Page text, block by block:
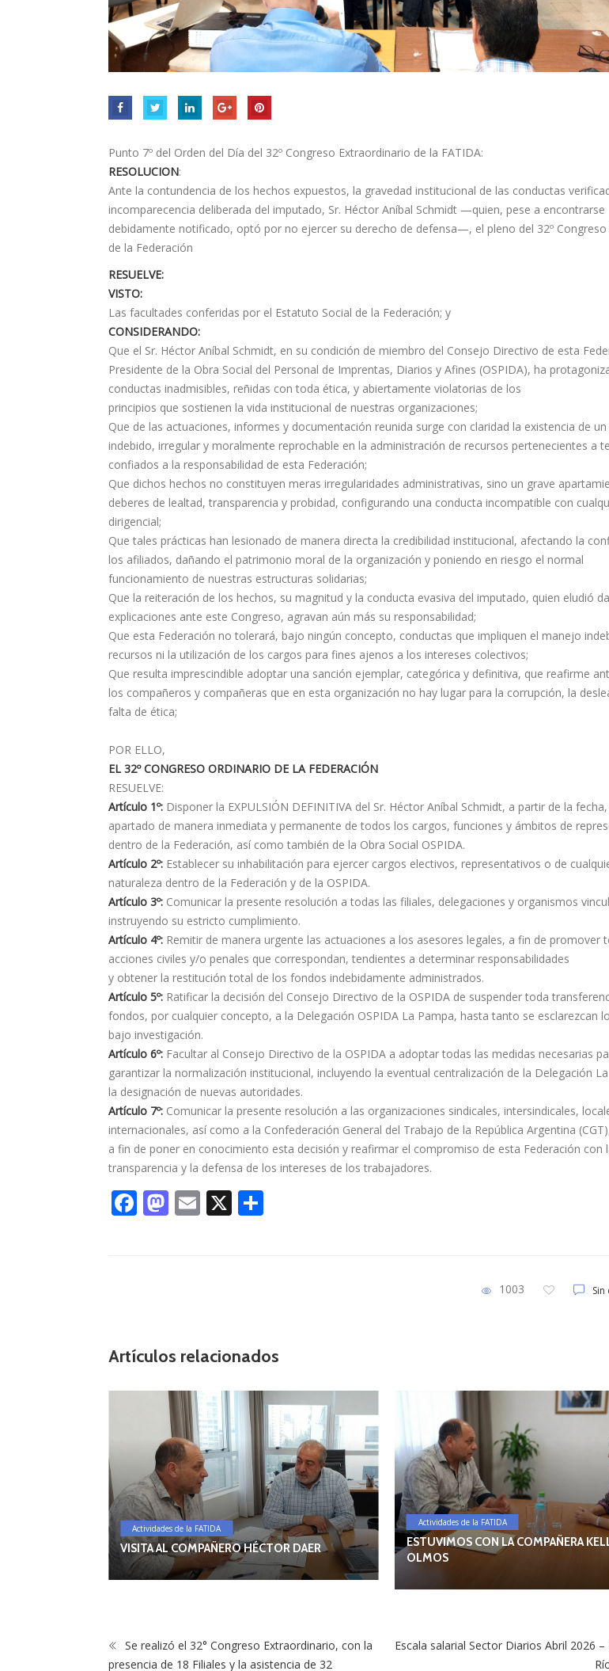
Punto 7º del Orden del Día del 32º Congreso Extraordinario de la FATIDA:
RESOLUCION:
Ante la contundencia de los hechos expuestos, la gravedad institucional de las conductas
incomparecencia deliberada del imputado, Sr. Héctor Aníbal Schmidt —quien, pese a encontrarse
debidamente notificado, optó por no ejercer su derecho de defensa—, el pleno del 32º Congreso
de la Federación
RESUELVE:
VISTO:
Las facultades conferidas por el Estatuto Social de la Federación; y
CONSIDERANDO:
Que el Sr. Héctor Aníbal Schmidt, en su condición de miembro del Consejo Directivo de esta
Presidente de la Obra Social del Personal de Imprentas, Diarios y Afines (OSPIDA), ha
conductas inadmisibles, reñidas con toda ética, y abiertamente violatorias de los
principios que sostienen la vida institucional de nuestras organizaciones;
Que de las actuaciones, informes y documentación reunida surge con claridad la existencia de
indebido, irregular y moralmente reprochable en la administración de recursos pertenecientes a
confiados a la responsabilidad de esta Federación;
Que dichos hechos no constituyen meras irregularidades administrativas, sino un grave
deberes de lealtad, transparencia y probidad, configurando una conducta incompatible con
dirigencial;
Que tales prácticas han lesionado de manera directa la credibilidad institucional, afectando la
los afiliados, dañando el patrimonio moral de la organización y poniendo en riesgo el normal
funcionamiento de nuestras estructuras solidarias;
Que la reiteración de los hechos, su magnitud y la conducta evasiva del imputado, quien eludió
explicaciones ante este Congreso, agravan aún más su responsabilidad;
Que esta Federación no tolerará, bajo ningún concepto, conductas que impliquen el manejo
recursos ni la utilización de los cargos para fines ajenos a los intereses colectivos;
Que resulta imprescindible adoptar una sanción ejemplar, categórica y definitiva, que reafirme
los compañeros y compañeras que en esta organización no hay lugar para la corrupción, la
falta de ética;
POR ELLO,
EL 32º CONGRESO ORDINARIO DE LA FEDERACIÓN
RESUELVE:
Artículo 1º: Disponer la EXPULSIÓN DEFINITIVA del Sr. Héctor Aníbal Schmidt, a partir de la
apartado de manera inmediata y permanente de todos los cargos, funciones y ámbitos de
dentro de la Federación, así como también de la Obra Social OSPIDA.
Artículo 2º: Establecer su inhabilitación para ejercer cargos electivos, representativos o de
naturaleza dentro de la Federación y de la OSPIDA.
Artículo 3º: Comunicar la presente resolución a todas las filiales, delegaciones y organismos
instruyendo su estricto cumplimiento.
Artículo 4º: Remitir de manera urgente las actuaciones a los asesores legales, a fin de promover
acciones civiles y/o penales que correspondan, tendientes a determinar responsabilidades
y obtener la restitución total de los fondos indebidamente administrados.
Artículo 5º: Ratificar la decisión del Consejo Directivo de la OSPIDA de suspender toda
fondos, por cualquier concepto, a la Delegación OSPIDA La Pampa, hasta tanto se esclarezcan
bajo investigación.
Artículo 6º: Facultar al Consejo Directivo de la OSPIDA a adoptar todas las medidas necesarias
garantizar la normalización institucional, incluyendo la eventual centralización de la Delegación
la designación de nuevas autoridades.
Artículo 7º: Comunicar la presente resolución a las organizaciones sindicales, intersindicales,
internacionales, así como a la Confederación General del Trabajo de la República Argentina
a fin de poner en conocimiento esta decisión y reafirmar el compromiso de esta Federación con
transparencia y la defensa de los intereses de los trabajadores.
F
k
M E X
1003
Artículos relacionados
Actividades de la FATIDA
VISITA AL COMPAÑERO HÉCTOR DAER
Actividades de la FATIDA
ESTUVIMOS CON LA COMPAÑERA
OLMOS
Se realizó el 32° Congreso Extraordinario, con la
presencia de 18 Filiales y la asistencia de 32
Escala salarial Sector Diarios Abril 2026